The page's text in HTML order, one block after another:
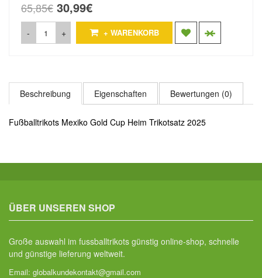
65,85€ 30,99€
- + + WARENKORB
Beschreibung Eigenschaften Bewertungen (0)
Fußballtrikots Mexiko Gold Cup Heim Trikotsatz 2025
ÜBER UNSEREN SHOP
Große auswahl im fussballtrikots günstig online-shop, schnelle
und günstige lieferung weltweit.
Email: globalkundekontakt@gmail.com